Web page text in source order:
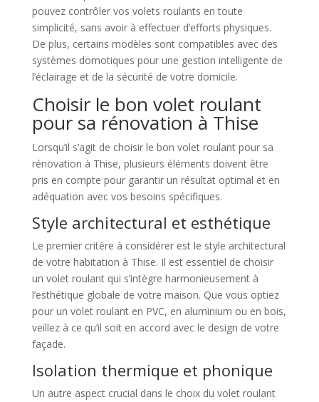
pouvez contrôler vos volets roulants en toute
simplicité, sans avoir à effectuer d’efforts physiques.
De plus, certains modèles sont compatibles avec des
systèmes domotiques pour une gestion intelligente de
l’éclairage et de la sécurité de votre domicile.
Choisir le bon volet roulant
pour sa rénovation à Thise
Lorsqu’il s’agit de choisir le bon volet roulant pour sa
rénovation à Thise, plusieurs éléments doivent être
pris en compte pour garantir un résultat optimal et en
adéquation avec vos besoins spécifiques.
Style architectural et esthétique
Le premier critère à considérer est le style architectural
de votre habitation à Thise. Il est essentiel de choisir
un volet roulant qui s’intègre harmonieusement à
l’esthétique globale de votre maison. Que vous optiez
pour un volet roulant en PVC, en aluminium ou en bois,
veillez à ce qu’il soit en accord avec le design de votre
façade.
Isolation thermique et phonique
Un autre aspect crucial dans le choix du volet roulant